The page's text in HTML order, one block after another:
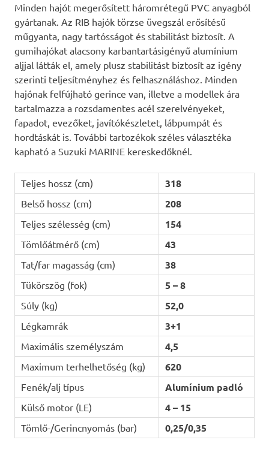
Minden hajót megerősített háromrétegű PVC anyagból
gyártanak. Az RIB hajók törzse üvegszál erősítésű
műgyanta, nagy tartósságot és stabilitást biztosít. A
gumihajókat alacsony karbantartásigényű alumínium
aljjal látták el, amely plusz stabilitást biztosít az igény
szerinti teljesítményhez és felhasználáshoz. Minden
hajónak felfújható gerince van, illetve a modellek ára
tartalmazza a rozsdamentes acél szerelvényeket,
fapadot, evezőket, javítókészletet, lábpumpát és
hordtáskát is. További tartozékok széles választéka
kapható a Suzuki MARINE kereskedőknél.
Teljes hossz (cm) 318
Belső hossz (cm) 208
Teljes szélesség (cm) 154
Tömlőátmérő (cm) 43
Tat/far magasság (cm) 38
Tükörszög (fok) 5 – 8
Súly (kg) 52,0
Légkamrák 3+1
Maximális személyszám 4,5
Maximum terhelhetőség (kg) 620
Fenék/alj típus Alumínium padló
Külső motor (LE) 4 – 15
Tömlő-/Gerincnyomás (bar) 0,25/0,35